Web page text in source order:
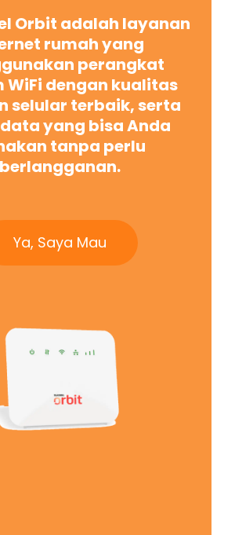
Orbit adalah layanan
rumah yang
perangkat
WiFi dengan kualitas
selular terbaik, serta
yang bisa Anda
tanpa perlu
berlangganan.
Ya, Saya Mau